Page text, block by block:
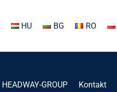
HU BG RO
HEADWAY-GROUP Kontakt